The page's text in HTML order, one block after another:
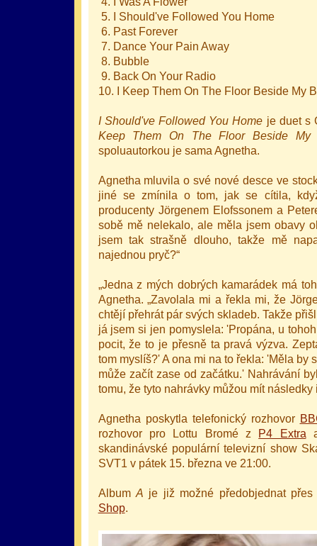
5. I Should've Followed You Home
6. Past Forever
7. Dance Your Pain Away
8. Bubble
9. Back On Your Radio
10. I Keep Them On The Floor Beside My
I Should've Followed You Home je duet s
Keep Them On The Floor Beside My
spoluautorkou je sama Agnetha.
Agnetha mluvila o své nové desce ve
jiné se zmínila o tom, jak se cítila,
producenty Jörgenem Elofssonem a
sobě mě nelekalo, ale měla jsem obavy
jsem tak strašně dlouho, takže mě
najednou pryč?“
„Jedna z mých dobrých kamarádek má
Agnetha. „Zavolala mi a řekla mi, že
chtějí přehrát pár svých skladeb. Takže
já jsem si jen pomyslela: 'Propána, u
pocit, že to je přesně ta pravá výzva.
tom myslíš?' A ona mi na to řekla: 'Měla by
může začít zase od začátku.' Nahrávání
tomu, že tyto nahrávky můžou mít následky
Agnetha poskytla telefonický rozhovor
rozhovor pro Lottu Bromé z P4 Extra
skandinávské populární televizní show
SVT1 v pátek 15. března ve 21:00.
Album A je již možné předobjednat
Shop.